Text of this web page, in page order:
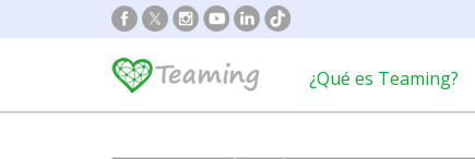
¿Qué es Teaming?